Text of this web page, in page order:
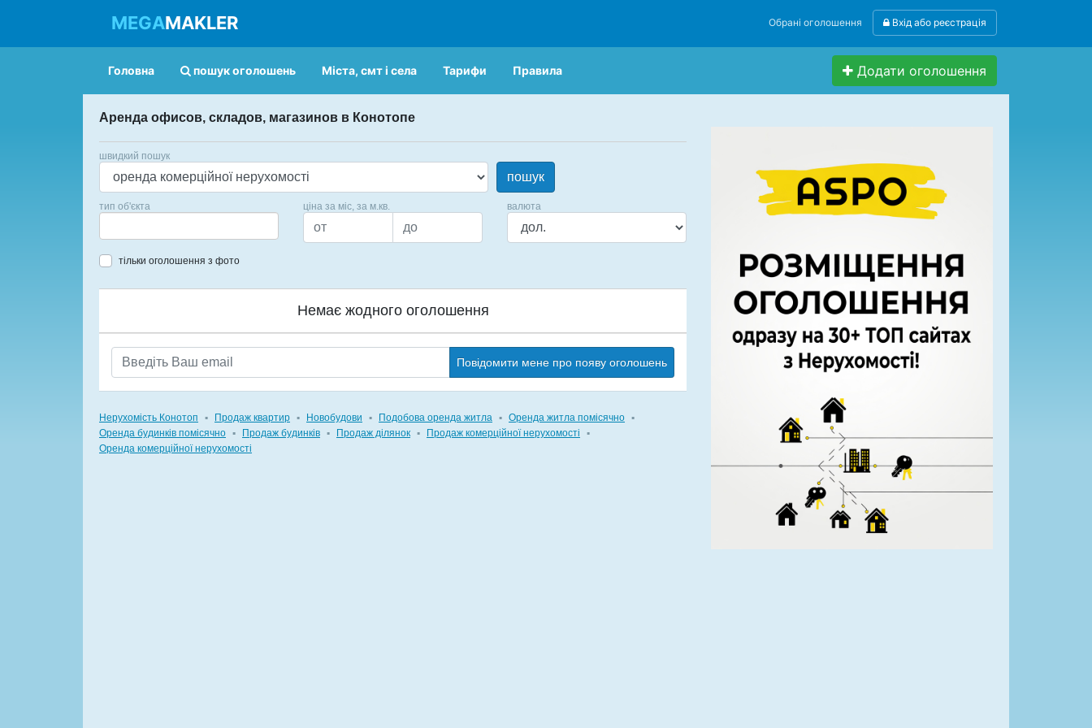
MEGAMAKLER Обрані оголошення Вхід або реєстрація
Головна пошук оголошень Міста, смт і села Тарифи Правила Додати оголошення
Аренда офисов, складов, магазинов в Конотопе
швидкий пошук
пошук
тип об'єкта ціна за міс, за м.кв. валюта
тільки оголошення з фото
Немає жодного оголошення
Повідомити мене про появу оголошень
Нерухомість Конотоп ▪ Продаж квартир ▪ Новобудови ▪ Подобова оренда житла ▪ Оренда житла помісячно ▪
Оренда будинків помісячно ▪ Продаж будинків ▪ Продаж ділянок ▪ Продаж комерційної нерухомості
▪
Оренда комерційної нерухомості